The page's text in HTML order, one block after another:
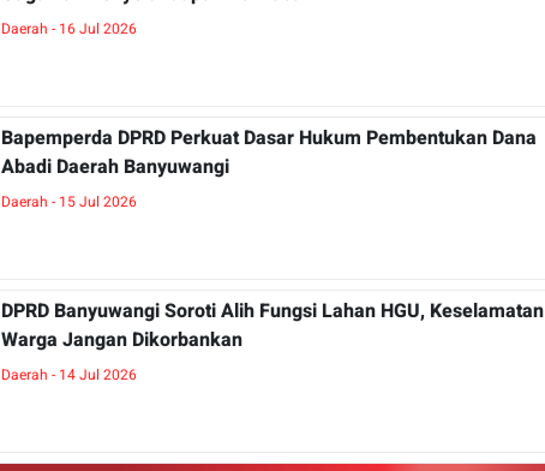
Daerah - 16 Jul 2026
Bapemperda DPRD Perkuat Dasar Hukum Pembentukan Dana
Abadi Daerah Banyuwangi
Daerah - 15 Jul 2026
DPRD Banyuwangi Soroti Alih Fungsi Lahan HGU, Keselamatan
Warga Jangan Dikorbankan
Daerah - 14 Jul 2026